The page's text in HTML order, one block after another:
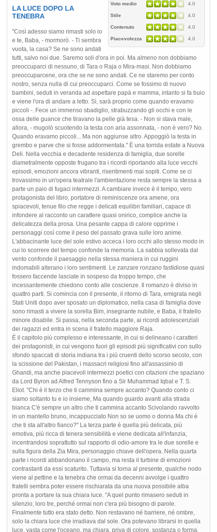
Voto medio 4.0
Stile 4.0
Contenuto 4.0
Piacevolezza 4.0
LA LUCE DOPO LA
TENEBRA
"Così adesso siamo rimasti solo io
e te, Baba, - mormorò. - Ti sembra
vuota, la casa? Se ne sono andati
tutti, salvo noi due. Saremo soli d'ora in poi. Ma almeno non dobbiamo
preoccuparci di nessuno, di Tara o Raja o Mira-masi. Non dobbiamo
preoccuparcene, ora che se ne sono andati. Ce ne staremo per conto
nostro, senza nulla di cui preoccuparci. Come se fossimo di nuovo
bambini, seduti in veranda ad aspettare papà e mamma, intanto si fa buio
e viene l'ora di andare a letto. Sì, sarà proprio come quando eravamo
piccoli -. Fece un immenso sbadiglio, strabuzzando gli occhi e con le
ossa delle guance che tiravano la pelle già tesa. - Non si stava male,
allora, - mugolò scuotendo la testa con aria assonnata, - non è vero? No.
Quando eravamo piccoli... Ma non aggiunse altro. Appoggiò la testa in
grembo e parve che si fosse addormentata." È una torrida estate a Nuova
Deli. Nella vecchia e decadente residenza di famiglia, due sorelle
diametralmente opposte frugano tra i ricordi riportando alla luce vecchi
episodi, emozioni ancora vibranti, risentimenti mai sopiti. Come se ci
trovassimo in un'opera teatrale l'ambientazione resta sempre la stessa a
parte un paio di fugaci intermezzi. A cambiare invece è il tempo, vero
protagonista del libro, portatore di reminiscenze ora amene, ora
spiacevoli, tenue filo che regge i delicati equilibri familiari, capace di
infondere al racconto un carattere quasi onirico, complice anche la
delicatezza della prosa. Una pesante cappa di calore opprime i
personaggi così come il peso del passato grava sulle loro anime.
L'abbacinante luce del sole estivo acceca i loro occhi allo stesso modo in
cui lo scorrere del tempo confonde la memoria. La sabbia sollevata dal
vento confonde il paesaggio nella stessa maniera in cui ruggini
indomabili alterano i loro sentimenti. Le zanzare ronzano fastidiose quasi
fossero faccende lasciate in sospeso da troppo tempo, che
incessantemente chiedono conto alle coscienze. Il romanzo è diviso in
quattro parti. Si comincia con il presente, il ritorno di Tara, emigrata negli
Stati Uniti dopo aver sposato un diplomatico, nella casa di famiglia dove
sono rimasti a vivere la sorella Bim, insegnante nubile, e Baba, il fratello
minore disabile. Si passa, nella seconda parte, ai ricordi adolescenziali
dei ragazzi ed entra in scena il fratello maggiore Raja.
È il capitolo più complesso e interessante, in cui si delineano i caratteri
dei protagonisti, in cui vengono fuori gli episodi più significativi con sullo
sfondo spaccati di storia indiana tra i più cruenti dello scorso secolo, con
la scissione del Pakistan, i massacri religiosi fino all'assassinio di
Ghandi, ma anche piacevoli intermezzi poetici con citazioni che spaziano
da Lord Byron ad Alfred Tennyson fino a Sir Muhammad Iqbal e T. S.
Eliot. "Chi è il terzo che ti cammina sempre accanto? Quando conto ci
siamo soltanto tu e io insieme, Ma quando guardo avanti alla strada
bianca C'è sempre un altro che ti cammina accanto Scivolando ravvolto
in un mantello bruno, incappucciato Non so se uomo o donna Ma chi è
che ti sta all'altro fianco?" La terza parte è quella più delicata, più
emotiva, più ricca di tenera sensibilità e viene dedicata all'infanzia,
incentrandosi soprattutto sul rapporto di odio-amore tra le due sorelle e
sulla figura della Zia Mira, personaggio chiave dell'opera. Nella quarta
parte i ricordi abbandonano il campo, ma resta il turbine di emozioni
contrastanti da essi scaturito. Tuttavia si torna al presente, qualche nodo
viene al pettine e la tenebra che ormai da decenni avvolge i quattro
fratelli sembra poter essere rischiarata da una nuova possibile alba
pronta a portare la sua chiara luce. "A quel punto rimasero seduti in
silenzio, loro tre, perché ormai non c'era più bisogno di parole.
Finalmente tutto era stato detto. Non restavano né barriere, né ombre,
solo la chiara luce che irradiava dal sole. Ora potevano librarsi in quella
luce, vasta come l'oceano, ma chiara, priva di colore, sostanza o forma.